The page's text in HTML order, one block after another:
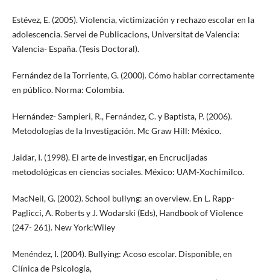
Estévez, E. (2005). Violencia, victimización y rechazo escolar en la
adolescencia. Servei de Publicacions, Universitat de Valencia:
Valencia- España. (Tesis Doctoral).
Fernández de la Torriente, G. (2000). Cómo hablar correctamente
en público. Norma: Colombia.
Hernández- Sampieri, R., Fernández, C. y Baptista, P. (2006).
Metodologías de la Investigación. Mc Graw Hill: México.
Jaidar, I. (1998). El arte de investigar, en Encrucijadas
metodológicas en ciencias sociales. México: UAM-Xochimilco.
MacNeil, G. (2002). School bullyng: an overview. En L. Rapp-
Paglicci, A. Roberts y J. Wodarski (Eds), Handbook of Violence
(247- 261). New York:Wiley
Menéndez, I. (2004). Bullying: Acoso escolar. Disponible, en
Clínica de Psicología,